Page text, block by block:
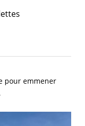
pour emmener